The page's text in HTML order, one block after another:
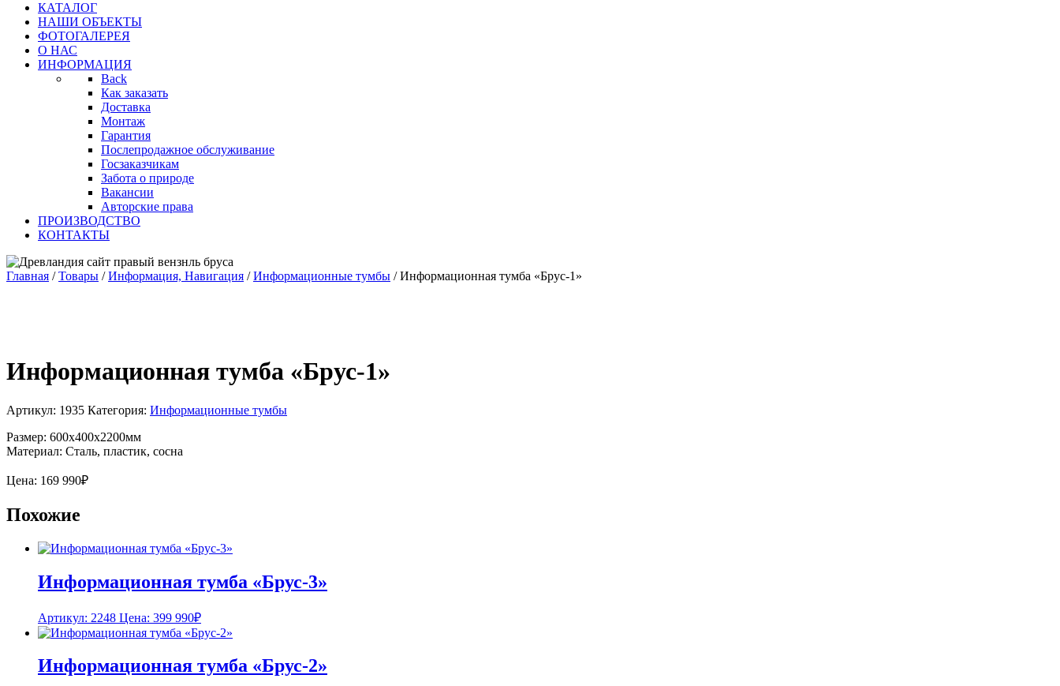
КАТАЛОГ
НАШИ ОБЪЕКТЫ
ФОТОГАЛЕРЕЯ
О НАС
ИНФОРМАЦИЯ
Back
Как заказать
Доставка
Монтаж
Гарантия
Послепродажное обслуживание
Госзаказчикам
Забота о природе
Вакансии
Авторские права
ПРОИЗВОДСТВО
КОНТАКТЫ
Главная /Товары /Информация, Навигация /Информационные тумбы /Информационная тумба «Брус-1»
Информационная тумба «Брус-1»
Артикул: 1935 Категория: Информационные тумбы
Размер: 600х400х2200мм
Материал: Сталь, пластик, сосна
Цена: 169 990₽
Похожие
Информационная тумба «Брус-3»
Артикул: 2248 Цена: 399 990₽
Информационная тумба «Брус-2»